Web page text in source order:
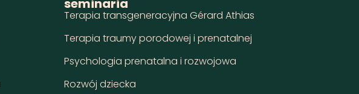
seminaria
Terapia transgeneracyjna Gérard Athias
Terapia traumy porodowej i prenatalnej
Psychologia prenatalna i rozwojowa
Rozwój dziecka